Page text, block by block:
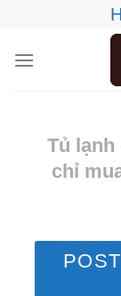
content
Tủ lạnh
chỉ